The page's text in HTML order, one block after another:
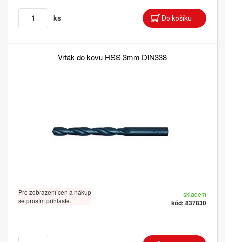
ks
Vrták do kovu HSS 3mm DIN338
Pro zobrazení cen a nákup
se prosím přihlaste.
skladem
kód: 837830